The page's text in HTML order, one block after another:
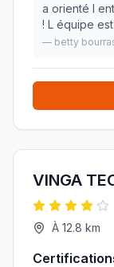
a orienté l
! L équipe
est de
— betty
VINGA
À 12.8 km